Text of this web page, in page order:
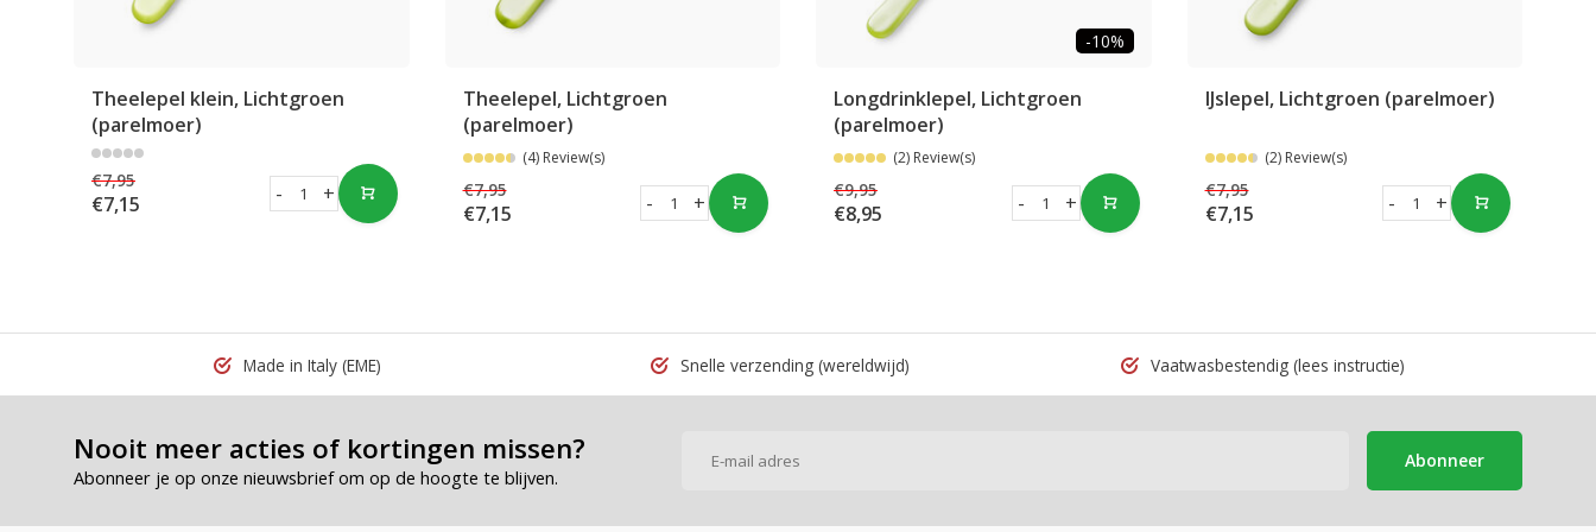
Theelepel klein, Lichtgroen
(parelmoer)
€7,95
€7,15 +
-
Theelepel, Lichtgroen
(parelmoer)
(4) Review(s)
€7,95
€7,15 +
-
-10%
Longdrinklepel, Lichtgroen
(parelmoer)
(2) Review(s)
€9,95
€8,95 +
-
IJslepel, Lichtgroen (parelmoer)
(2) Review(s)
€7,95
€7,15 +
-
Made in Italy (EME) Snelle verzending (wereldwijd) Vaatwasbestendig(lees instructie)
Nooit meer acties of kortingen missen?
Abonneer je op onze nieuwsbrief om op de hoogte te blijven.
Abonneer